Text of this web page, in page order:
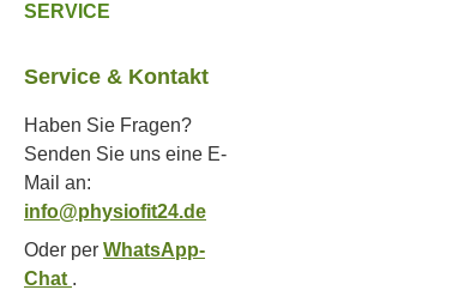
SERVICE
Service & Kontakt
Haben Sie Fragen?
Senden Sie uns eine E-
Mail an:
info@physiofit24.de
Oder per WhatsApp-
Chat .